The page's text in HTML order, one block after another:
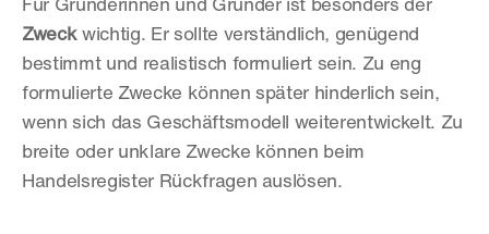
Für Gründerinnen und Gründer ist besonders der
Zweck wichtig. Er sollte verständlich, genügend
bestimmt und realistisch formuliert sein. Zu eng
formulierte Zwecke können später hinderlich sein,
wenn sich das Geschäftsmodell weiterentwickelt. Zu
breite oder unklare Zwecke können beim
Handelsregister Rückfragen auslösen.